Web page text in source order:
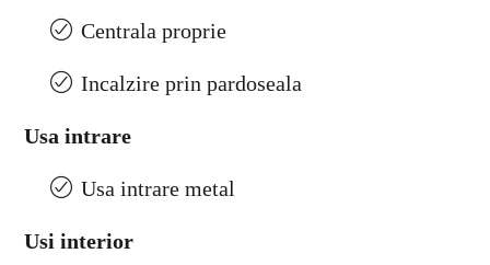
Centrala proprie
Incalzire prin pardoseala
Usa intrare
Usa intrare metal
Usi interior